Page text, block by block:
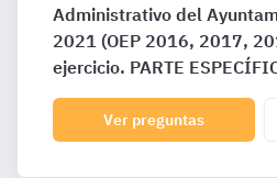
Administrativo del
2021 (OEP 2016, 2017,
ejercicio. PARTE
Ver preguntas